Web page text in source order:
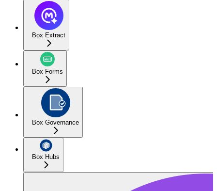
Box Extract
Box Forms
Box Governance
Box Hubs